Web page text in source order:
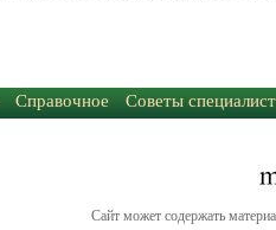
Справочное Советы
Сайт может содержать